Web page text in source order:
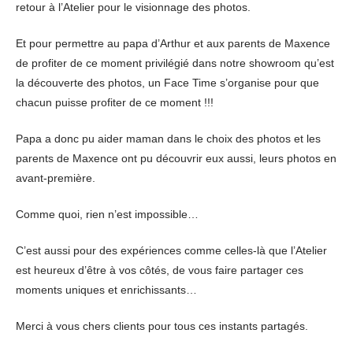
retour à l’Atelier pour le visionnage des photos.
Et pour permettre au papa d’Arthur et aux parents de Maxence
de profiter de ce moment privilégié dans notre showroom qu’est
la découverte des photos, un Face Time s’organise pour que
chacun puisse profiter de ce moment !!!
Papa a donc pu aider maman dans le choix des photos et les
parents de Maxence ont pu découvrir eux aussi, leurs photos en
avant-première.
Comme quoi, rien n’est impossible…
C’est aussi pour des expériences comme celles-là que l’Atelier
est heureux d’être à vos côtés, de vous faire partager ces
moments uniques et enrichissants…
Merci à vous chers clients pour tous ces instants partagés.